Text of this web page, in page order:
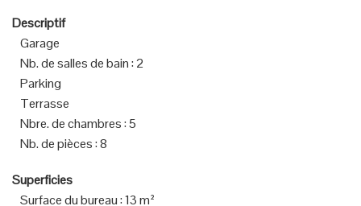
Descriptif
Garage
Nb. de salles de bain:2
Parking
Terrasse
Nbre. de chambres:5
Nb. de pièces:8
Superficies
Surface du bureau:13 m²